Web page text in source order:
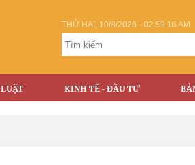
THỨ HAI, 10/8/2026 - 02:59:16 AM
KINH TẾ - ĐẦU TƯ